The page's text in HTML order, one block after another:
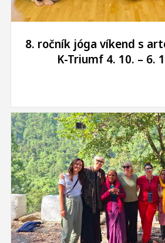
8. ročník jóga víkend s
K-Triumf 4. 10. – 6.